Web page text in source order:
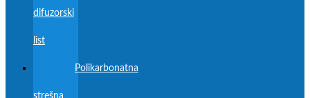
difuzorski
list
Polikarbonatna
strešna